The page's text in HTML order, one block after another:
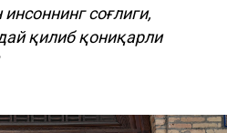
соғлиги,
қилиб қониқарли